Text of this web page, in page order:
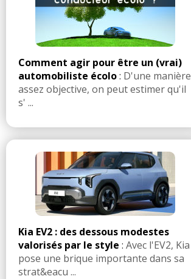
Comment agir pour être un (vrai)
automobiliste écolo: D'une manière
assez objective, on peut estimer qu'il
s' ...
Kia EV2 : des dessous modestes
valorisés par le style : Avec l'EV2, Kia
pose une brique importante dans sa
strat&eacu ...